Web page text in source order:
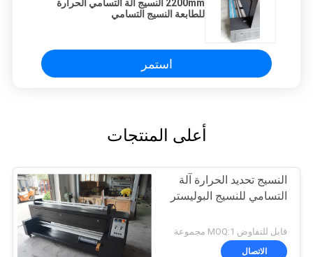
2200mm النسيج آلة التسامي الحرارة
للطابعة النسيج التسامي
استمر
أعلى المنتجات
النسيج تحديد الحرارة آلة
التسامي للنسيج البوليستر
قابل للتفاوض MOQ:1 مجموعة
الاتصال